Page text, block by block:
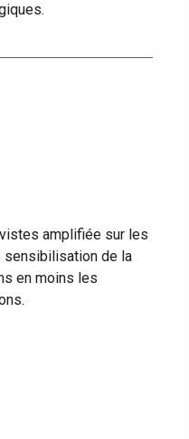
amplifiée sur les
sensibilisation de la
en moins les